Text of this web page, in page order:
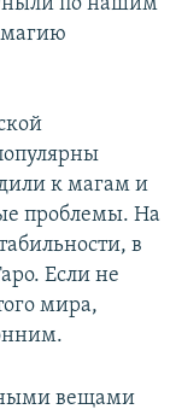
магию
к магам и
проблемы. На
в
Если не
мира,
вещами